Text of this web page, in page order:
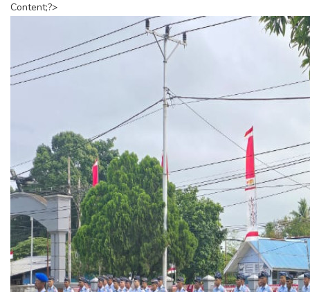
Content;?>